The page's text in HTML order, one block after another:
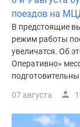
поездов на
В предстоящие
режим работы
увеличатся. Об
Оперативно»
07 августа